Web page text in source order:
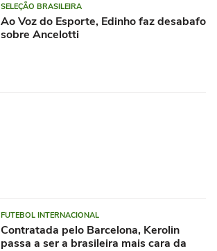
SELEÇÃO BRASILEIRA
Ao Voz do Esporte, Edinho faz desabafo
sobre Ancelotti
FUTEBOL INTERNACIONAL
Contratada pelo Barcelona, Kerolin
passa a ser a brasileira mais cara da